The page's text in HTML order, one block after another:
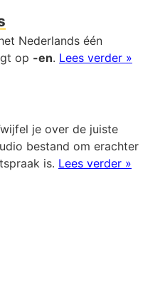
Nederlands één
op -en. Lees verder »
je over de juiste
bestand om erachter
is. Lees verder »